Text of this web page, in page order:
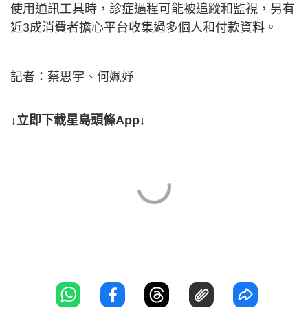
使用通訊工具時，診症過程可能被追蹤和監視，另有
近3成消費者擔心平台收集過多個人和付款資料。
記者：蔡思宇、何姵妤
↓立即下載星島頭條App↓